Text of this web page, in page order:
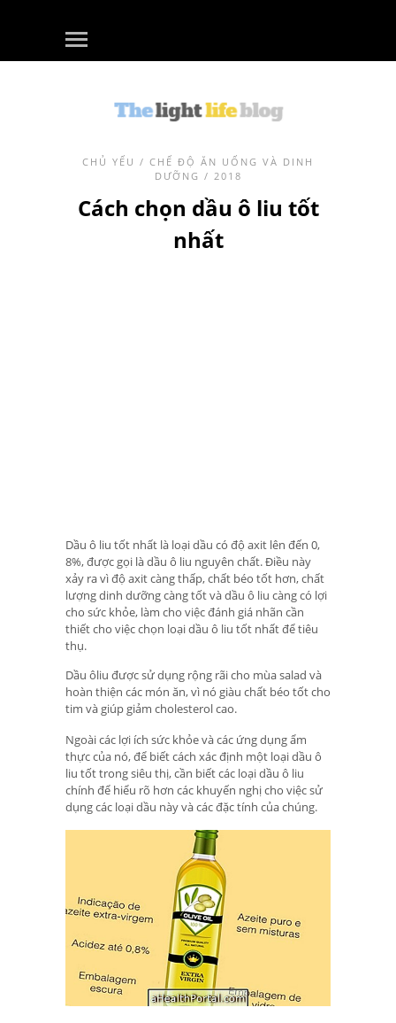
CHỦ YẾU / CHẾ ĐỘ ĂN UỐNG VÀ DINH
DƯỠNG / 2018
Cách chọn dầu ô liu tốt
nhất
Dầu ô liu tốt nhất là loại dầu có độ axit lên đến 0,
8%, được gọi là dầu ô liu nguyên chất. Điều này
xảy ra vì độ axit càng thấp, chất béo tốt hơn, chất
lượng dinh dưỡng càng tốt và dầu ô liu càng có lợi
cho sức khỏe, làm cho việc đánh giá nhãn cần
thiết cho việc chọn loại dầu ô liu tốt nhất để tiêu
thụ.
Dầu ôliu được sử dụng rộng rãi cho mùa salad và
hoàn thiện các món ăn, vì nó giàu chất béo tốt cho
tim và giúp giảm cholesterol cao.
Ngoài các lợi ích sức khỏe và các ứng dụng ẩm
thực của nó, để biết cách xác định một loại dầu ô
liu tốt trong siêu thị, cần biết các loại dầu ô liu
chính để hiểu rõ hơn các khuyến nghị cho việc sử
dụng các loại dầu này và các đặc tính của chúng.